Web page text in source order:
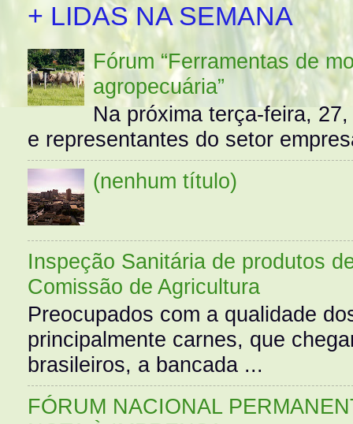
+ LIDAS NA SEMANA
Fórum “Ferramentas de
agropecuária”
Na próxima terça-feira,
e representantes do setor
(nenhum título)
Inspeção Sanitária de produtos
Comissão de Agricultura
Preocupados com a qualidade
principalmente carnes, que
brasileiros, a bancada ...
FÓRUM NACIONAL